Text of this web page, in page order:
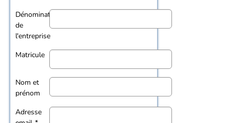
Dénomination
de
l'entreprise
Matricule
Nom et
prénom
Adresse